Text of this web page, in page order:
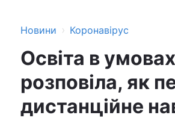
Новини › Коронавірус
Освіта в
розповіла, як
дистанційне